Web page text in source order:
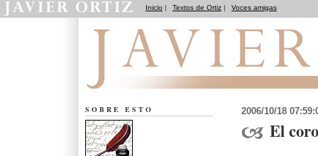
Inicio | Textos de Ortiz | Voces amigas
2006/10/18
El
SOBRE ESTO